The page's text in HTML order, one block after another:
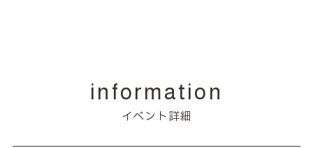
information
イベント詳細